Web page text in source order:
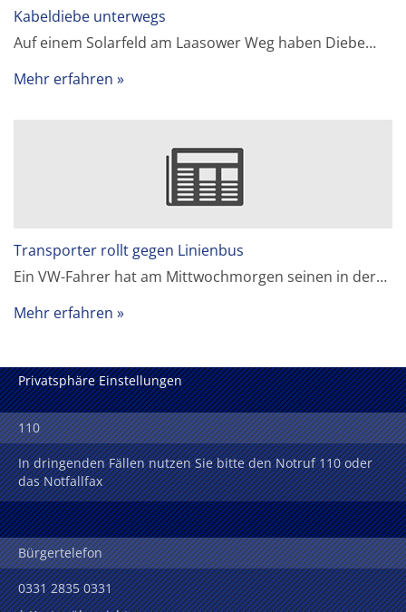
Kabeldiebe unterwegs
Auf einem Solarfeld am Laasower Weg haben Diebe…
Mehr erfahren
Transporter rollt gegen Linienbus
Ein VW-Fahrer hat am Mittwochmorgen seinen in der…
Mehr erfahren
Privatsphäre Einstellungen
110
In dringenden Fällen nutzen Sie bitte den Notruf 110 oder
das Notfallfax
Bürgertelefon
0331 2835 0331